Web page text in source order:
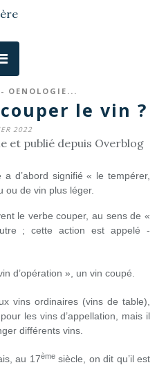
OENOLOGIE...
le vin ?
2022
et publié depuis Overblog
a d’abord signifié « le tempérer,
ou de vin plus léger.
le verbe couper, au sens de «
; cette action est appelé -
d’opération », un vin coupé.
vins ordinaires (vins de table),
les vins d’appellation, mais il
différents vins.
au 17èmesiècle, on dit qu’il est